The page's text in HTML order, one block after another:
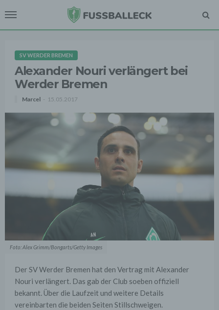
SV WERDER BREMEN
Alexander Nouri verlängert bei
Werder Bremen
Marcel 15.05.2017
Foto: Alex Grimm/Bongarts/Getty Images
Der SV Werder Bremen hat den Vertrag mit Alexander
Nouri verlängert. Das gab der Club soeben offiziell
bekannt. Über die Laufzeit und weitere Details
vereinbarten die beiden Seiten Stillschweigen.